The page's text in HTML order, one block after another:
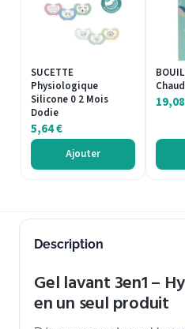
SUCETTE
Physiologique
Silicone 0 2 Mois
Dodie
5,64€
Ajouter
19,08
Description
Gel lavant 3en1 –
en un seul produit